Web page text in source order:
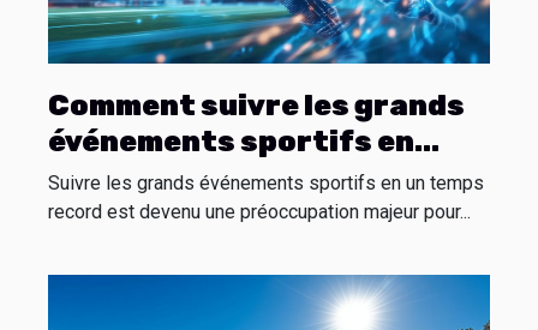
Comment suivre les grands
événements sportifs en
moins d'une minute ?
Suivre les grands événements sportifs en un temps
record est devenu une préoccupation majeur pour...